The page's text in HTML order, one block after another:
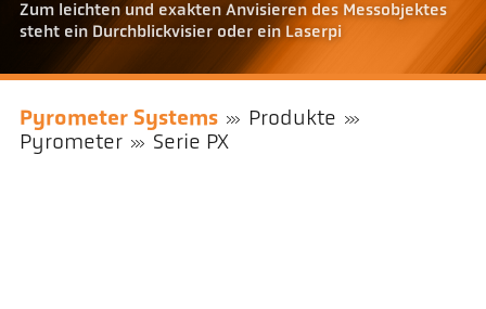
Zum leichten und exakten Anvisieren des Messobjektes
steht ein Durchblickvisier oder ein Laserpi
Pyrometer Systems
Produkte
Pyrometer
Serie PX